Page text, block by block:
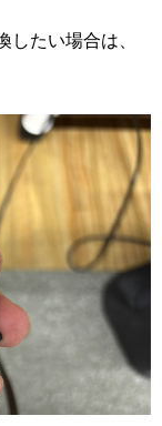
たい場合は、